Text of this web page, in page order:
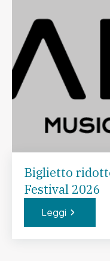
Biglietto
Festival 2026
Leggi